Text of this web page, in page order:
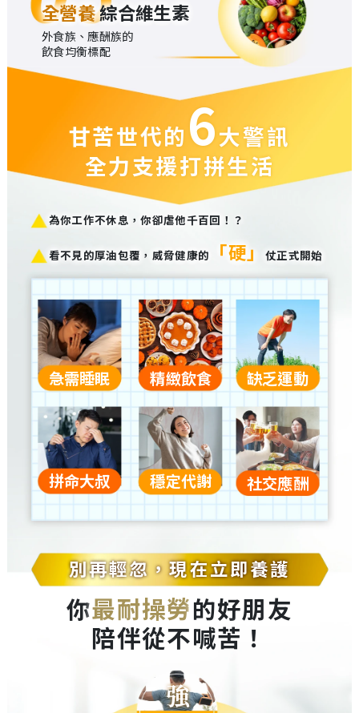
全營養綜合維生素
外食族、應酬族的
飲食均衡標配
甘苦世代的6大警訊
全力支援打拼生活
為你工作不休息，你卻虐他千百回！？
看不見的厚油包覆，威脅健康的 「硬」仗正式開始
急需睡眠
拼命大叔
精緻飲食
穩定代謝
缺乏運動
社交應酬
別再輕忽，現在立即養護
你最耐操勞的好朋友
陪伴從不喊苦！
強